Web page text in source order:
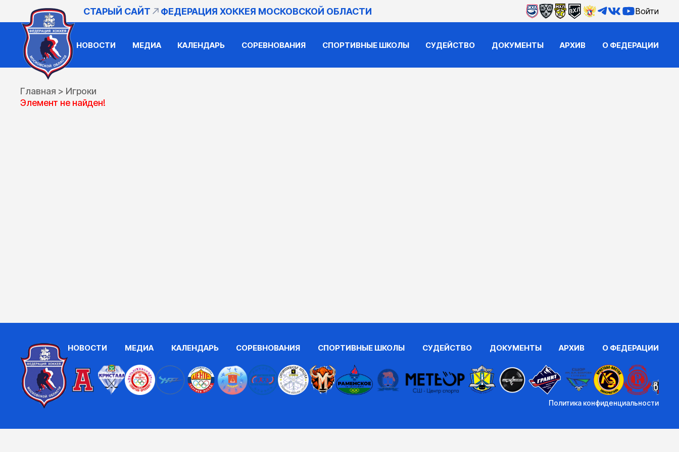
СТАРЫЙ САЙТ ФЕДЕРАЦИЯ ХОККЕЯ МОСКОВСКОЙ ОБЛАСТИ Войти
НОВОСТИ МЕДИА КАЛЕНДАРЬ СОРЕВНОВАНИЯ СПОРТИВНЫЕ ШКОЛЫ СУДЕЙСТВО ДОКУМЕНТЫ АРХИВ О ФЕДЕРАЦИИ
Главная > Игроки
Элемент не найден!
НОВОСТИ МЕДИА КАЛЕНДАРЬ СОРЕВНОВАНИЯ СПОРТИВНЫЕ ШКОЛЫ СУДЕЙСТВО ДОКУМЕНТЫ АРХИВ О ФЕДЕРАЦИИ
Политика конфиденциальности